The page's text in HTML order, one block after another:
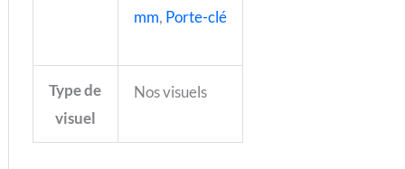
mm, Porte-clé
Type de
visuel
Nos visuels